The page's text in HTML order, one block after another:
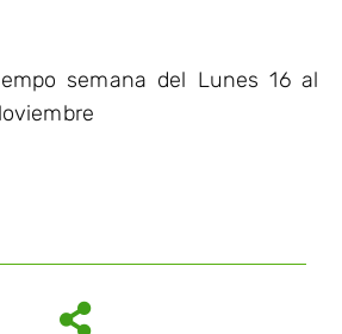
semana del Lunes 16 al